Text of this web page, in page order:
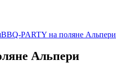
BBQ-PARTY на поляне Альпери
Альпери